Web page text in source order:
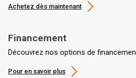
Achetez dès maintenant
Financement
Découvrez nos options de
Pour en savoir plus